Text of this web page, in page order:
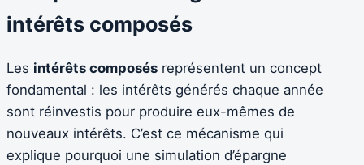
intérêts composés
Les intérêts composés représentent un concept
fondamental : les intérêts générés chaque année
sont réinvestis pour produire eux-mêmes de
nouveaux intérêts. C’est ce mécanisme qui
explique pourquoi une simulation d’épargne